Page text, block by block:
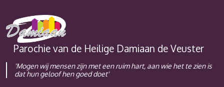
Parochie van de Heilige Damiaan de Veuster
'Mogen wij mensen zijn met een ruim hart, aan wie het te zien is
dat hun geloof hen goed doet'